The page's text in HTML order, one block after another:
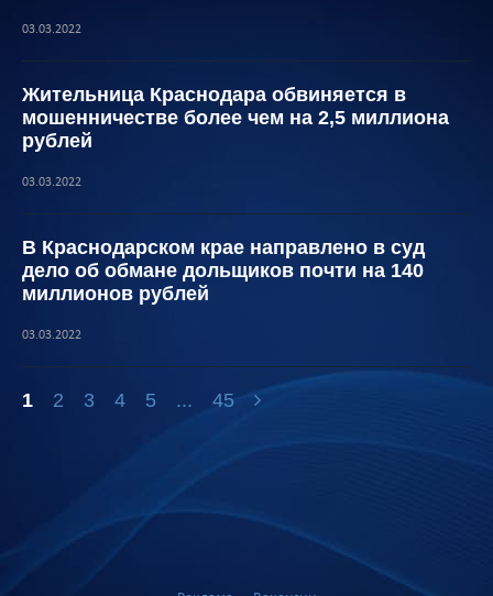
03.03.2022
Жительница Краснодара обвиняется в
мошенничестве более чем на 2,5 миллиона
рублей
03.03.2022
В Краснодарском крае направлено в суд
дело об обмане дольщиков почти на 140
миллионов рублей
03.03.2022
1 2 3 4 5 ... 45